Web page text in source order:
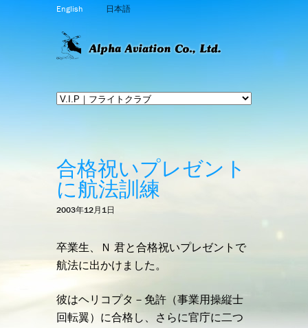
English 日本語
合格祝いプレゼント
に航法訓練
2003年12月1日
卒業生、Ｎ 君と合格祝いプレゼントで
航法に出かけました。
彼はヘリコプタ－免許（事業用操縦士
回転翼）に合格し、さらに官庁に二つ